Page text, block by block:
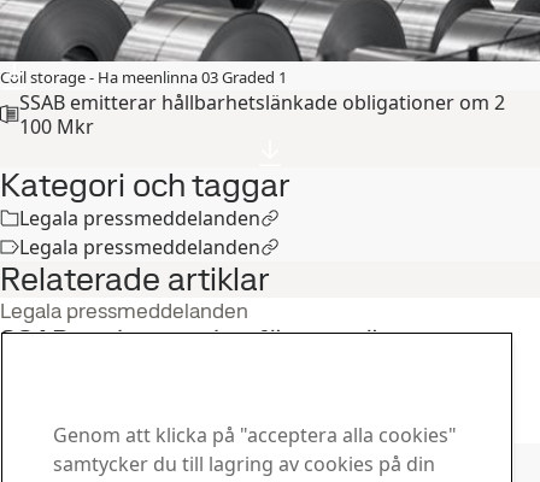
Coil storage - Ha meenlinna 03 Graded 1
SSAB emitterar hållbarhetslänkade obligationer om 2
100 Mkr
Kategori och taggar
Legala pressmeddelanden
Legala pressmeddelanden
Relaterade artiklar
Legala pressmeddelanden
SSAB emitterar sina första gröna
Läs hela berättelsen
Genom att klicka på "acceptera alla cookies"
samtycker du till lagring av cookies på din